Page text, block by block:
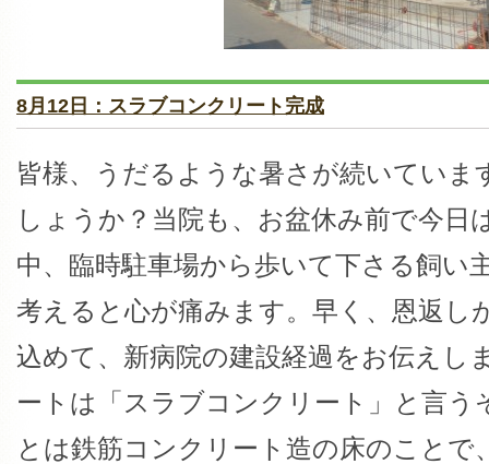
8月12日：スラブコンクリート完成
皆様、うだるような暑さが続いていま
しょうか？当院も、お盆休み前で今日
中、臨時駐車場から歩いて下さる飼い
考えると心が痛みます。早く、恩返し
込めて、新病院の建設経過をお伝えし
ートは「スラブコンクリート」と言う
とは鉄筋コンクリート造の床のことで